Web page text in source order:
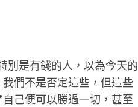
別是有錢的人，以為今天的
們不是否定這些，但這些
己便可以勝過一切，甚至